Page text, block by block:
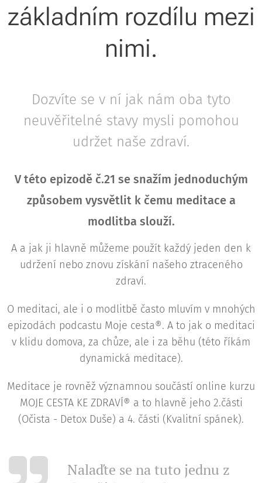
základním rozdílu mezi
nimi.
Dozvíte se v ní jak nám oba tyto
neuvěřitelné stavy mysli pomohou
udržet naše zdraví.
V této epizodě č.21 se snažím jednoduchým
způsobem vysvětlit k čemu meditace a
modlitba slouží.
A a jak ji hlavně můžeme použít každý jeden den k
udržení nebo znovu získání našeho ztraceného
zdraví.
O meditaci, ale i o modlitbě často mluvím v mnohých
epizodách podcastu Moje cesta®. A to jak o meditaci
v klidu domova, za chůze, ale i za běhu (této říkám
dynamická meditace).
Meditace je rovněž významnou součástí online kurzu
MOJE CESTA KE ZDRAVÍ® a to hlavně jeho 2.části
(Očista - Detox Duše) a 4. části (Kvalitní spánek).
Nalaďte se na tuto jednu z